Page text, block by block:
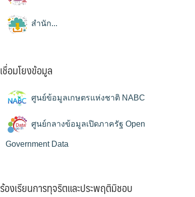
สำนัก...
เชื่อมโยงข้อมูล
ศูนย์ข้อมูลเกษตรแห่งชาติ NABC
ศูนย์กลางข้อมูลเปิดภาครัฐ Open
Government Data
ร้องเรียนการทุจริตและประพฤติมิชอบ